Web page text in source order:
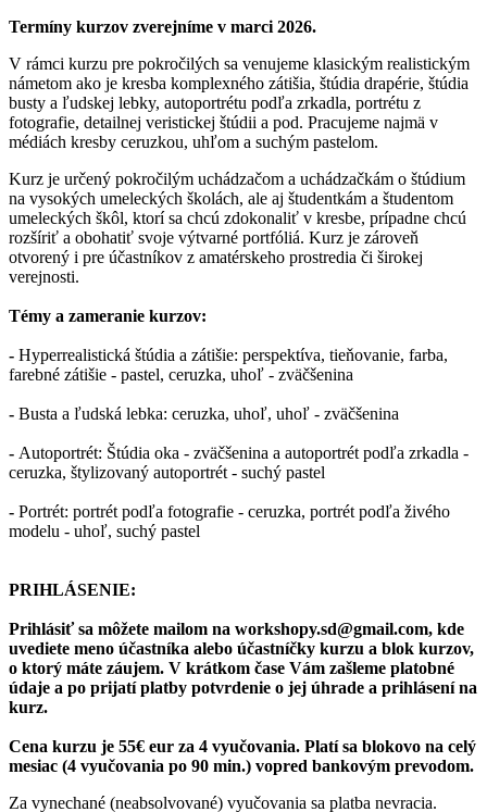
Termíny kurzov zverejníme v marci 2026.
V rámci kurzu pre pokročilých sa venujeme klasickým realistickým
námetom ako je kresba komplexného zátišia, štúdia drapérie, štúdia
busty a ľudskej lebky, autoportrétu podľa zrkadla, portrétu z
fotografie, detailnej veristickej štúdii a pod. Pracujeme najmä v
médiách kresby ceruzkou, uhľom a suchým pastelom.
Kurz je určený pokročilým uchádzačom a uchádzačkám o štúdium
na vysokých umeleckých školách, ale aj študentkám a študentom
umeleckých škôl, ktorí sa chcú zdokonaliť v kresbe, prípadne chcú
rozšíriť a obohatiť svoje výtvarné portfóliá. Kurz je zároveň
otvorený i pre účastníkov z amatérskeho prostredia či širokej
verejnosti.
Témy a zameranie kurzov:
- Hyperrealistická štúdia a zátišie: perspektíva, tieňovanie, farba,
farebné zátišie - pastel, ceruzka, uhoľ - zväčšenina
- Busta a ľudská lebka: ceruzka, uhoľ, uhoľ - zväčšenina
- Autoportrét: Štúdia oka - zväčšenina a autoportrét podľa zrkadla -
ceruzka, štylizovaný autoportrét - suchý pastel
- Portrét: portrét podľa fotografie - ceruzka, portrét podľa živého
modelu - uhoľ, suchý pastel
PRIHLÁSENIE:
Prihlásiť sa môžete mailom na workshopy.sd@gmail.com, kde
uvediete meno účastníka alebo účastníčky kurzu a blok kurzov,
o ktorý máte záujem. V krátkom čase Vám zašleme platobné
údaje a po prijatíplatby potvrdenie o jej úhrade a prihlásení na
kurz.
Cena kurzu je 55€ eur za 4 vyučovania. Platí sa blokovo na celý
mesiac (4 vyučovania po 90 min.) vopred bankovým prevodom.
Za vynechané (neabsolvované) vyučovania sa platba nevracia.